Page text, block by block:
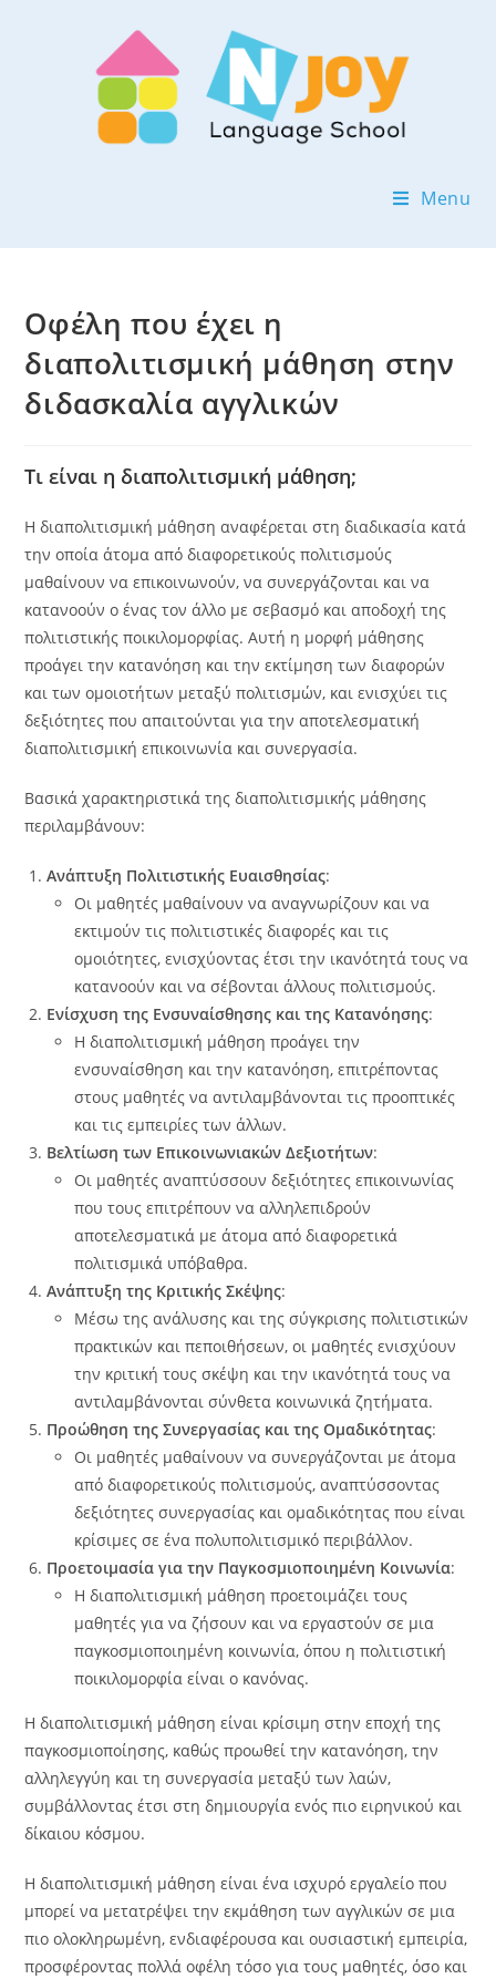
Menu
Οφέλη που έχει η
διαπολιτισμική μάθηση στην
διδασκαλία αγγλικών
Τι είναι η διαπολιτισμική μάθηση;
Η διαπολιτισμική μάθηση αναφέρεται στη διαδικασία κατά
την οποία άτομα από διαφορετικούς πολιτισμούς
μαθαίνουν να επικοινωνούν, να συνεργάζονται και να
κατανοούν ο ένας τον άλλο με σεβασμό και αποδοχή της
πολιτιστικής ποικιλομορφίας. Αυτή η μορφή μάθησης
προάγει την κατανόηση και την εκτίμηση των διαφορών
και των ομοιοτήτων μεταξύ πολιτισμών, και ενισχύει τις
δεξιότητες που απαιτούνται για την αποτελεσματική
διαπολιτισμική επικοινωνία και συνεργασία.
Βασικά χαρακτηριστικά της διαπολιτισμικής μάθησης
περιλαμβάνουν:
Ανάπτυξη Πολιτιστικής Ευαισθησίας:
Οι μαθητές μαθαίνουν να αναγνωρίζουν και να
εκτιμούν τις πολιτιστικές διαφορές και τις
ομοιότητες, ενισχύοντας έτσι την ικανότητά τους να
κατανοούν και να σέβονται άλλους πολιτισμούς.
Ενίσχυση της Ενσυναίσθησης και της Κατανόησης:
Η διαπολιτισμική μάθηση προάγει την
ενσυναίσθηση και την κατανόηση, επιτρέποντας
στους μαθητές να αντιλαμβάνονται τις προοπτικές
και τις εμπειρίες των άλλων.
Βελτίωση των Επικοινωνιακών Δεξιοτήτων:
Οι μαθητές αναπτύσσουν δεξιότητες επικοινωνίας
που τους επιτρέπουν να αλληλεπιδρούν
αποτελεσματικά με άτομα από διαφορετικά
πολιτισμικά υπόβαθρα.
Ανάπτυξη της Κριτικής Σκέψης:
Μέσω της ανάλυσης και της σύγκρισης πολιτιστικών
πρακτικών και πεποιθήσεων, οι μαθητές ενισχύουν
την κριτική τους σκέψη και την ικανότητά τους να
αντιλαμβάνονται σύνθετα κοινωνικά ζητήματα.
Προώθηση της Συνεργασίας και της Ομαδικότητας:
Οι μαθητές μαθαίνουν να συνεργάζονται με άτομα
από διαφορετικούς πολιτισμούς, αναπτύσσοντας
δεξιότητες συνεργασίας και ομαδικότητας που είναι
κρίσιμες σε ένα πολυπολιτισμικό περιβάλλον.
Προετοιμασία για την Παγκοσμιοποιημένη Κοινωνία:
Η διαπολιτισμική μάθηση προετοιμάζει τους
μαθητές για να ζήσουν και να εργαστούν σε μια
παγκοσμιοποιημένη κοινωνία, όπου η πολιτιστική
ποικιλομορφία είναι ο κανόνας.
Η διαπολιτισμική μάθηση είναι κρίσιμη στην εποχή της
παγκοσμιοποίησης, καθώς προωθεί την κατανόηση, την
αλληλεγγύη και τη συνεργασία μεταξύ των λαών,
συμβάλλοντας έτσι στη δημιουργία ενός πιο ειρηνικού και
δίκαιου κόσμου.
Η διαπολιτισμική μάθηση είναι ένα ισχυρό εργαλείο που
μπορεί να μετατρέψει την εκμάθηση των αγγλικών σε μια
πιο ολοκληρωμένη, ενδιαφέρουσα και ουσιαστική εμπειρία,
προσφέροντας πολλά οφέλη τόσο για τους μαθητές, όσο και